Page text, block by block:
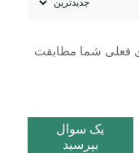
فعلی شما مطابقت
یک سوال
بپرسید